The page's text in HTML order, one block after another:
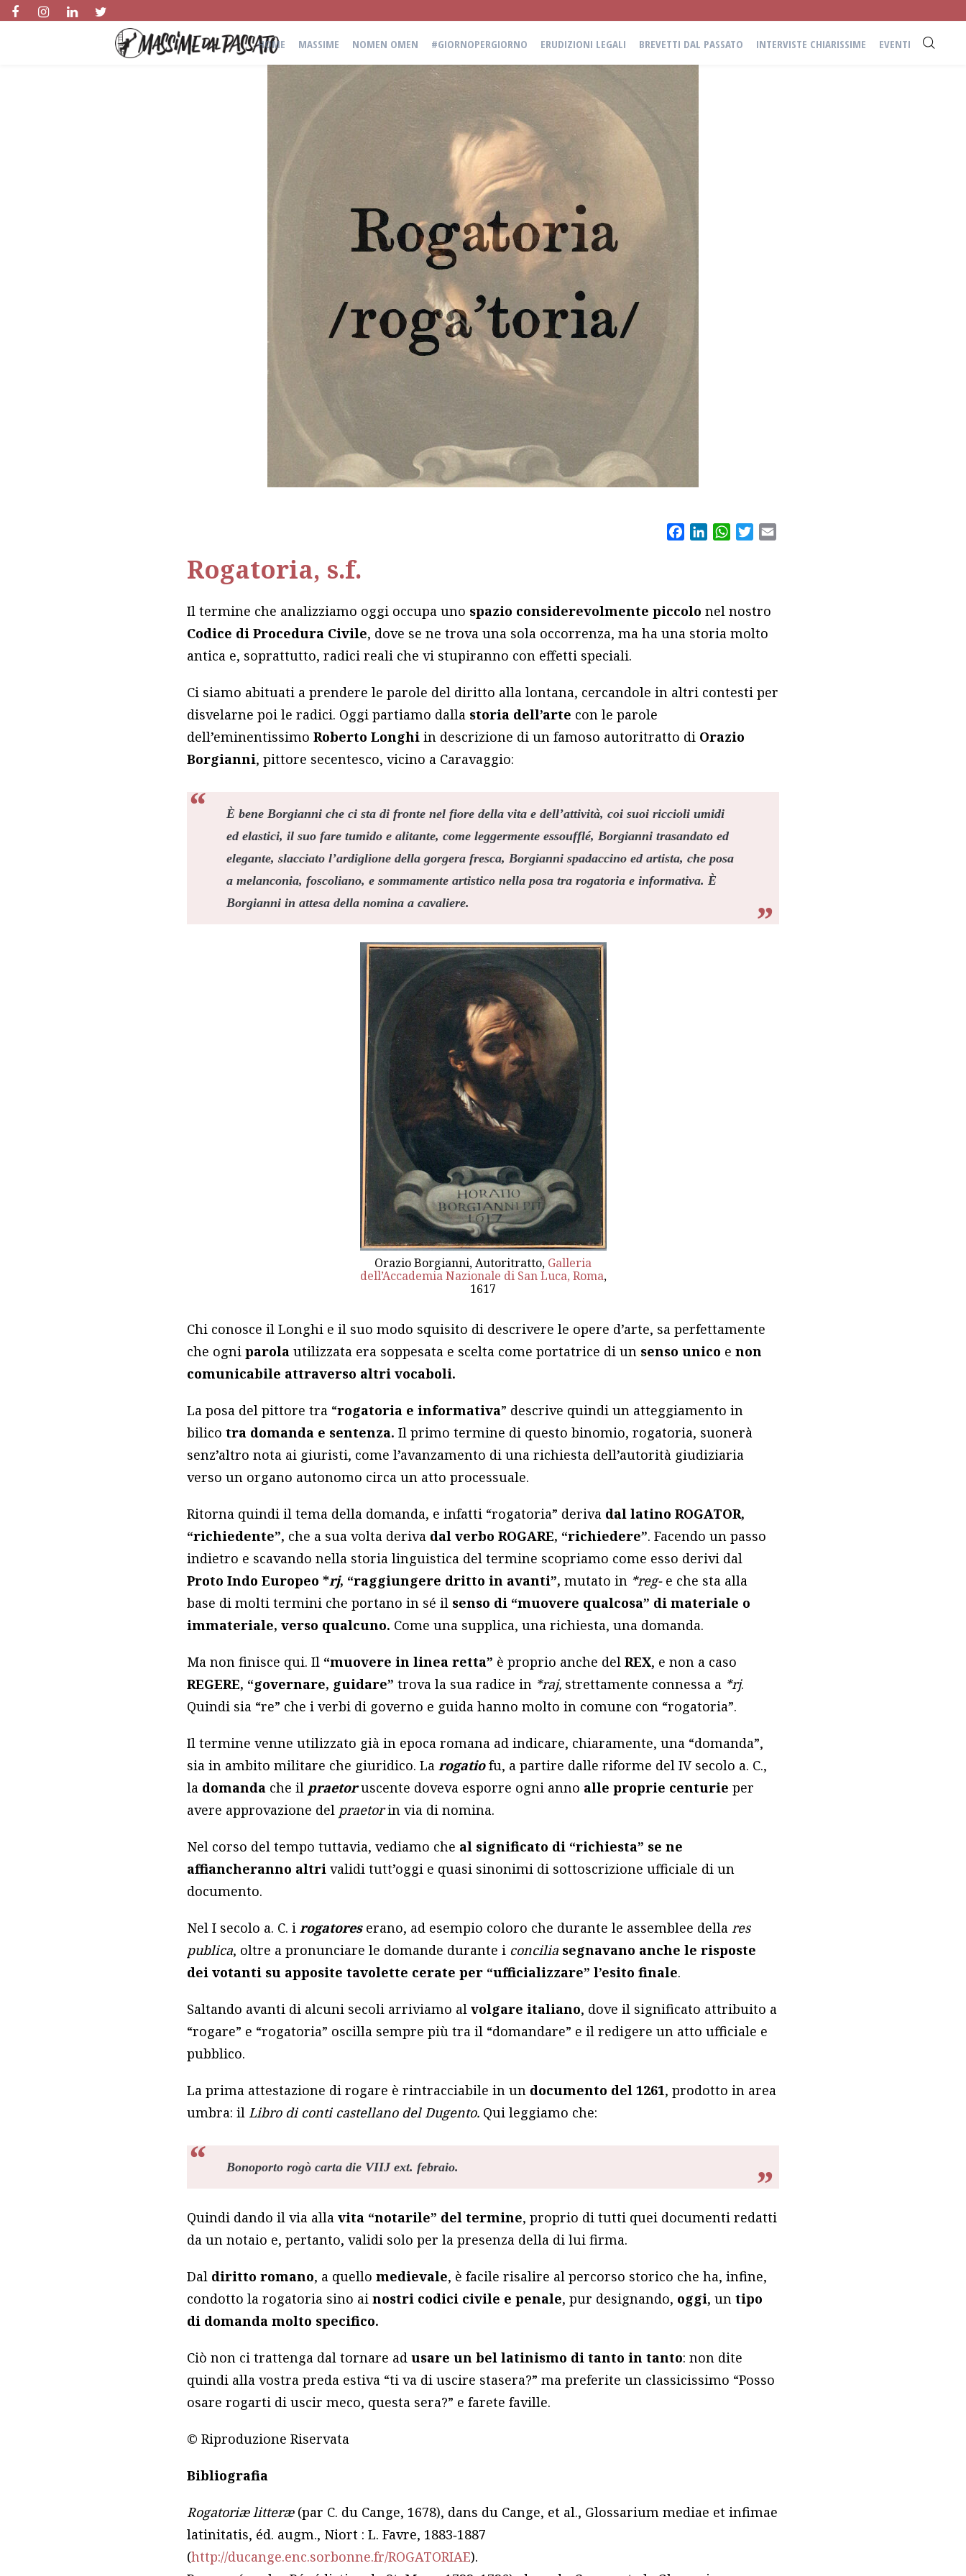
HOME MASSIME NOMEN OMEN #GIORNOPERGIORNO ERUDIZIONI LEGALI BREVETTI DAL PASSATO INTERVISTE CHIARISSIME EVENTI
FacebookLinkedInWhatsApp
Twitter
Rogatoria, s.f.
Il termine che analizziamo oggi occupa uno spazio considerevolmente piccolo nel nostro
Codice di Procedura Civile, dove se ne trova una sola occorrenza, ma ha una storia molto
antica e, soprattutto, radici reali che vi stupiranno con effetti speciali.
Ci siamo abituati a prendere le parole del diritto alla lontana, cercandole in altri contesti per
disvelarne poi le radici. Oggi partiamo dalla storia dell’arte con le parole
dell’eminentissimo Roberto Longhi in descrizione di un famoso autoritratto di Orazio
Borgianni, pittore secentesco, vicino a Caravaggio:
È bene Borgianni che ci sta di fronte nel fiore della vita e dell’attività, coi suoi riccioli umidi
ed elastici, il suo fare tumido e alitante, come leggermente essoufflé, Borgianni trasandato ed
elegante, slacciato l’ardiglione della gorgera fresca, Borgianni spadaccino ed artista, che posa
a melanconia, foscoliano, e sommamente artistico nella posa trarogatoriae informativa. È
Borgianni in attesa della nomina a cavaliere.
Orazio Borgianni, Autoritratto, Galleria
dell’Accademia Nazionale di San Luca, Roma,
1617
Chi conosce il Longhi e il suo modo squisito di descrivere le opere d’arte, sa perfettamente
che ogniparola utilizzata era soppesata e scelta come portatrice di un senso unico enon
comunicabile attraverso altri vocaboli.
La posa del pittore tra “rogatoria e informativa” descrive quindi un atteggiamento in
bilicotra domanda e sentenza. Il primo termine di questo binomio, rogatoria, suonerà
senz’altro nota ai giuristi, come l’avanzamento di una richiesta dell’autorità giudiziaria
verso un organo autonomo circa un atto processuale.
Ritorna quindi il tema della domanda, e infatti “rogatoria” deriva dal latino ROGATOR,
“richiedente”, che a sua volta deriva dal verbo ROGARE, “richiedere”. Facendo un passo
indietro e scavando nella storia linguistica del termine scopriamo come esso derivi dal
Proto Indo Europeo *rj, “raggiungere dritto in avanti”, mutato in *reg-e che sta alla
base di molti termini che portano in sé il senso di “muovere qualcosa” di materiale o
immateriale, verso qualcuno. Come una supplica, una richiesta, una domanda.
Ma non finisce qui. Il “muovere in linea retta” è proprio anche delREX, e non a caso
REGERE, “governare, guidare”trova la sua radice in *raj, strettamente connessa a *rj.
Quindi sia “re” che i verbi di governo e guida hanno molto in comune con “rogatoria”.
Il termine venne utilizzato già in epoca romana ad indicare, chiaramente, una “domanda”,
sia in ambito militare che giuridico. Larogatiofu, a partire dalle riforme del IV secolo a. C.,
la domanda che il praetoruscente doveva esporre ogni anno alle proprie centurie per
avere approvazione del praetorin via di nomina.
Nel corso del tempo tuttavia, vediamo che al significato di “richiesta” se ne
affiancheranno altri validi tutt’oggi e quasi sinonimi di sottoscrizione ufficiale di un
documento.
Nel I secolo a. C. irogatoreserano, ad esempio coloro che durante le assemblee dellares
publica, oltre a pronunciare le domande durante i concilia segnavano anche le risposte
dei votanti su apposite tavolette cerate per “ufficializzare” l’esito finale.
Saltando avanti di alcuni secoli arriviamo alvolgare italiano, dove il significato attribuito a
“rogare” e “rogatoria” oscilla sempre più tra il “domandare” e il redigere un atto ufficiale e
pubblico.
La prima attestazione di rogare è rintracciabile in un documento del 1261, prodotto in area
umbra: ilLibro di conti castellano del Dugento. Qui leggiamo che:
Bonoportorogòcarta die VIIJ ext. febraio.
Quindi dando il via allavita “notarile” del termine, proprio di tutti quei documenti redatti
da un notaio e, pertanto, validi solo per la presenza della di lui firma.
Dal diritto romano, a quellomedievale, è facile risalire al percorso storico che ha, infine,
condotto la rogatoria sino ainostri codici civile e penale, pur designando, oggi, untipo
di domanda molto specifico.
Ciò non ci trattenga dal tornare adusare un bel latinismo di tanto in tanto: non dite
quindi alla vostra preda estiva “ti va di uscire stasera?” ma preferite un classicissimo “Posso
osare rogarti di uscir meco, questa sera?” e farete faville.
© Riproduzione Riservata
Bibliografia
Rogatoriæ litteræ(par C. du Cange, 1678), dans du Cange, et al., Glossarium mediae et infimae
latinitatis, éd. augm., Niort : L. Favre, 1883‑1887
(http://ducange.enc.sorbonne.fr/ROGATORIAE).